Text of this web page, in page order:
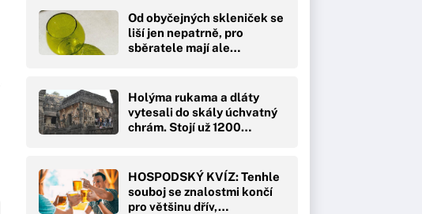
Od obyčejných skleniček se
liší jen nepatrně, pro
sběratele mají ale…
Holýma rukama a dláty
vytesali do skály úchvatný
chrám. Stojí už 1200…
HOSPODSKÝ KVÍZ: Tenhle
souboj se znalostmi končí
pro většinu dřív,…